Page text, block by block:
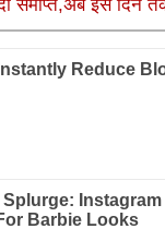
समाप्त,अब इस दिन